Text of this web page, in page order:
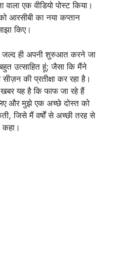
एक वीडियो पोस्ट किया।
आरसीबी का नया कप्तान
किए।
ही अपनी शुरुआत करने जा
उत्साहित हूं; जैसा कि मैंने
की प्रतीक्षा कर रहा है।
यह है कि फाफ जा रहे हैं
और मुझे एक अच्छे दोस्त को
जिसे मैं वर्षों से अच्छी तरह से
कहा।